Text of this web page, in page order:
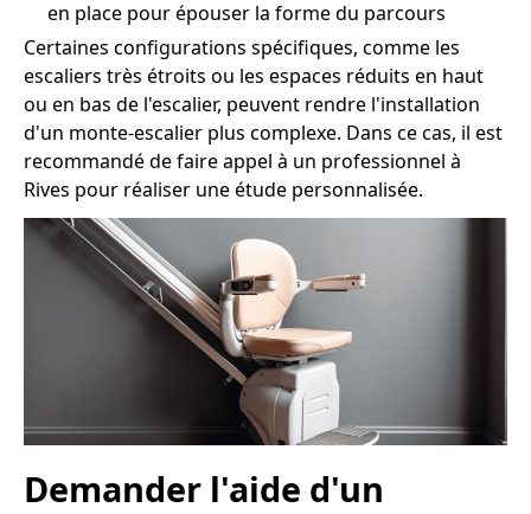
en place pour épouser la forme du parcours
Certaines configurations spécifiques, comme les
escaliers très étroits ou les espaces réduits en haut
ou en bas de l'escalier, peuvent rendre l'installation
d'un monte-escalier plus complexe. Dans ce cas, il est
recommandé de faire appel à un professionnel à
Rives pour réaliser une étude personnalisée.
Demander l'aide d'un